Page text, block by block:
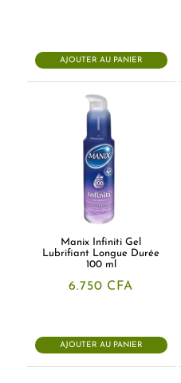
AJOUTER AU PANIER
Manix Infiniti Gel
Lubrifiant Longue Durée
100 ml
6.750 CFA
AJOUTER AU PANIER